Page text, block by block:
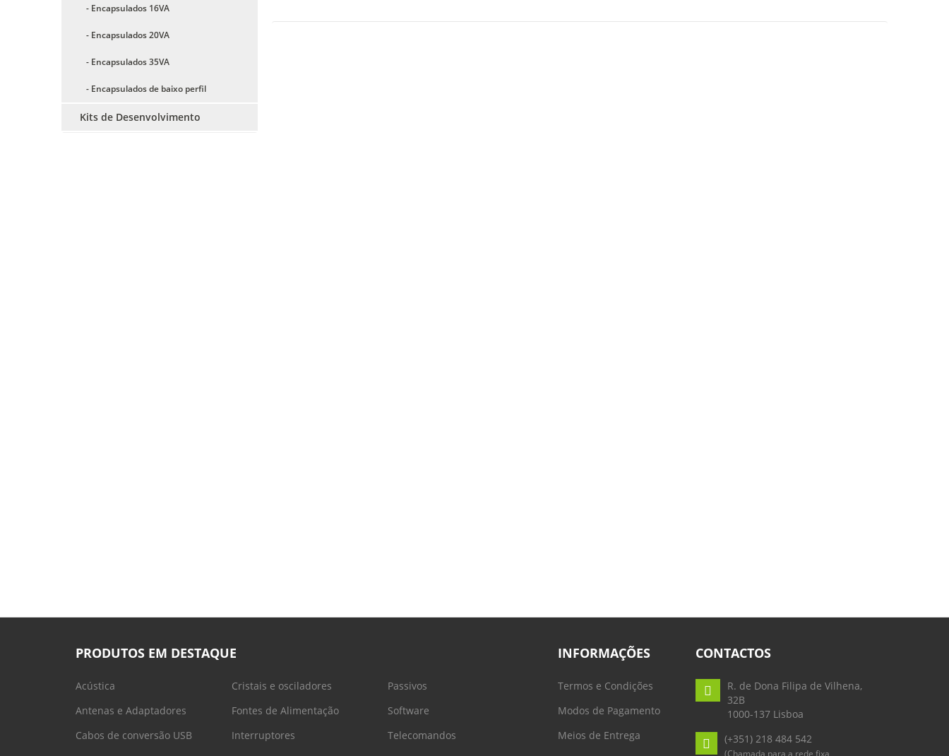
- Encapsulados 16VA
- Encapsulados 20VA
- Encapsulados 35VA
- Encapsulados de baixo perfil
Kits de Desenvolvimento
PRODUTOS EM DESTAQUE
Acústica
Antenas e Adaptadores
Cabos de conversão USB
Cristais e osciladores
Fontes de Alimentação
Interruptores
Passivos
Software
Telecomandos
INFORMAÇÕES
Termos e Condições
Modos de Pagamento
Meios de Entrega
CONTACTOS
R. de Dona Filipa de Vilhena,
32B
1000-137 Lisboa
(+351) 218 484 542
(Chamada para a rede fixa